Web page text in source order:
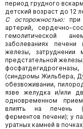
период грудного
детский возраст до 12
С осторожностью:
артерий, сердечно-
гемолитической
заболеваниях печени
железы, затруднении
предстательной
(синдромы Жильбера,
обезвоживании,
язве желудка и/или
одновременном
влиять на печень
ферментов печени); у
уратных камней в почках.